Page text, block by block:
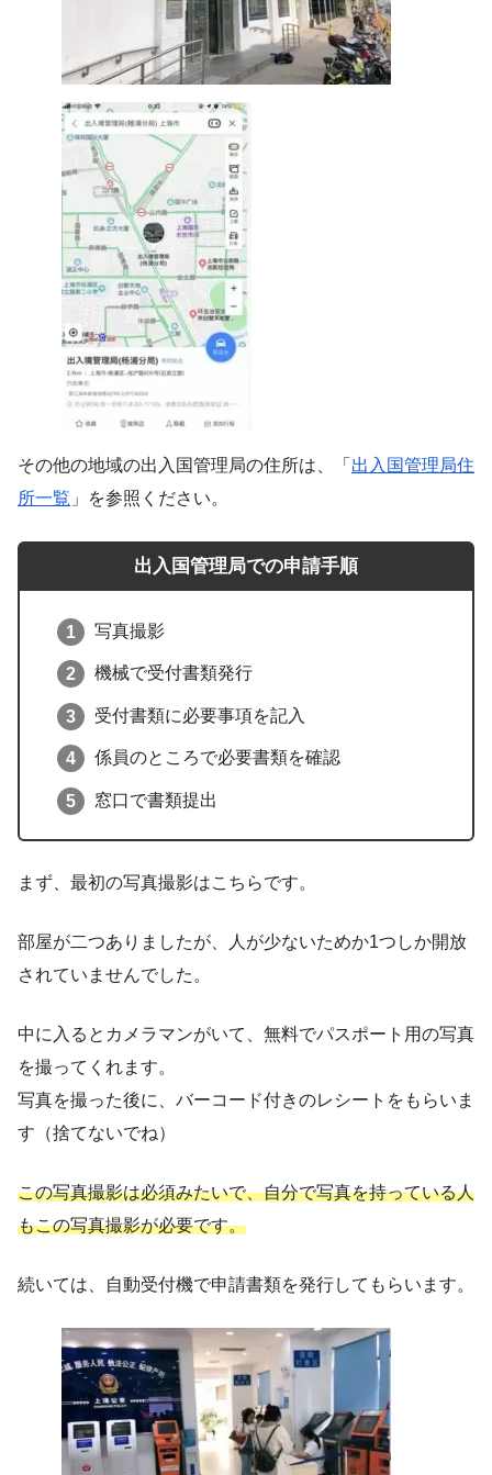
その他の地域の出入国管理局の住所は、「 出入国管理局住
所一覧 」を参照ください。
出入国管理局での申請手順
写真撮影
機械で受付書類発行
受付書類に必要事項を記入
係員のところで必要書類を確認
窓口で書類提出
まず、最初の写真撮影はこちらです。
部屋が二つありましたが、人が少ないためか1つしか開放
されていませんでした。
中に入るとカメラマンがいて、無料でパスポート用の写真
を撮ってくれます。
写真を撮った後に、バーコード付きのレシートをもらいま
す（捨てないでね）
この写真撮影は必須みたいで、自分で写真を持っている人
もこの写真撮影が必要です。
続いては、自動受付機で申請書類を発行してもらいます。